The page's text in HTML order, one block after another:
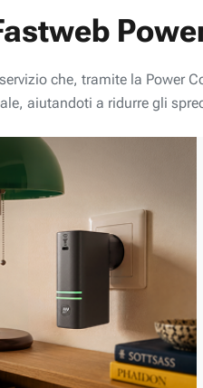
che, tramite la Power
aiutandoti a ridurre gli